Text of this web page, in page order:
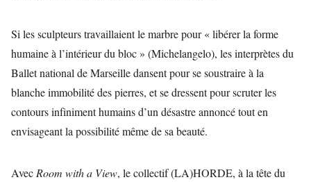
Si les sculpteurs travaillaient le marbre pour « libérer la forme
humaine à l’intérieur du bloc » (Michelangelo), les interprètes du
Ballet national de Marseille dansent pour se soustraire à la
blanche immobilité des pierres, et se dressent pour scruter les
contours infiniment humains d’un désastre annoncé tout en
envisageant la possibilité même de sa beauté.
Avec Room with a View, le collectif (LA)HORDE, à la tête du